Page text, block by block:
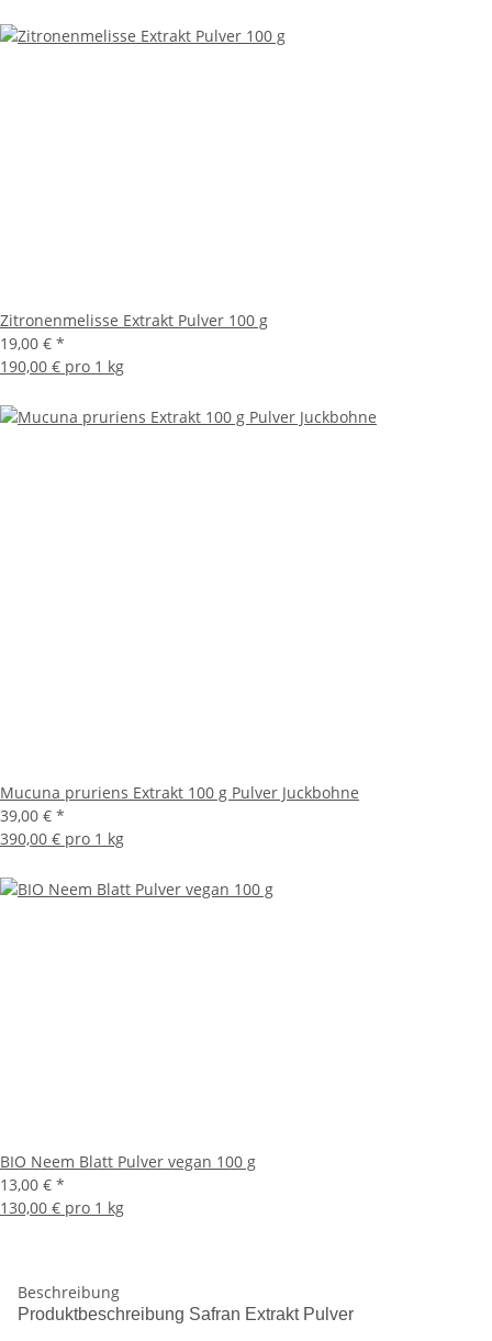
Zitronenmelisse Extrakt Pulver 100 g
19,00 € *
190,00 € pro 1 kg
Mucuna pruriens Extrakt 100 g Pulver Juckbohne
39,00 € *
390,00 € pro 1 kg
BIO Neem Blatt Pulver vegan 100 g
13,00 € *
130,00 € pro 1 kg
Beschreibung
Produktbeschreibung Safran Extrakt Pulver